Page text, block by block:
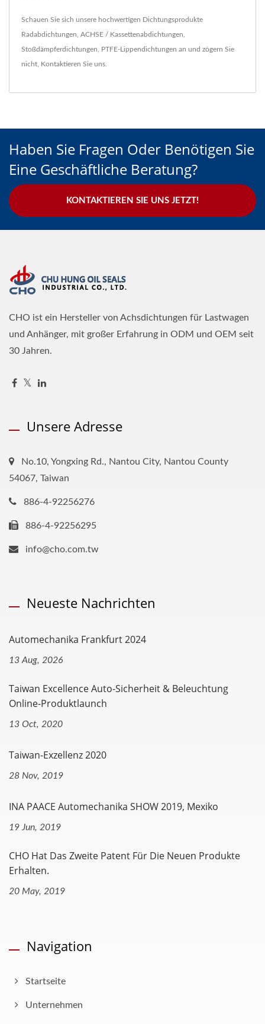
Schauen Sie sich unsere hochwertigen Dichtungsprodukte
Radabdichtungen ACHSE / Kassettenabdichtungen
Stoßdämpferdichtungen PTFE-Lippendichtungen an und zögern Sie
nicht, Kontaktieren Sie uns
Haben Sie Fragen Oder Benötigen Sie
Eine Geschäftliche Beratung?
KONTAKTIEREN SIE UNS JETZT!
CHO ist ein Hersteller von Achsdichtungen für Lastwagen
und Anhänger, mit großer Erfahrung in ODM und OEM seit
30 Jahren.
Unsere Adresse
No.10, Yongxing Rd., Nantou City, Nantou County
54067, Taiwan
886-4-92256276
886-4-92256295
info@cho.com.tw
Neueste Nachrichten
Automechanika Frankfurt 2024
13 Aug, 2026
Taiwan Excellence Auto-Sicherheit & Beleuchtung
Online-Produktlaunch
13 Oct, 2020
Taiwan-Exzellenz 2020
28 Nov, 2019
INA PAACE Automechanika SHOW 2019, Mexiko
19 Jun, 2019
CHO Hat Das Zweite Patent Für Die Neuen Produkte
Erhalten.
20 May, 2019
Navigation
Startseite
Unternehmen